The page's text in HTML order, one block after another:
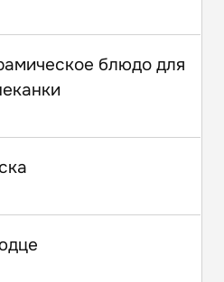
блюдо для